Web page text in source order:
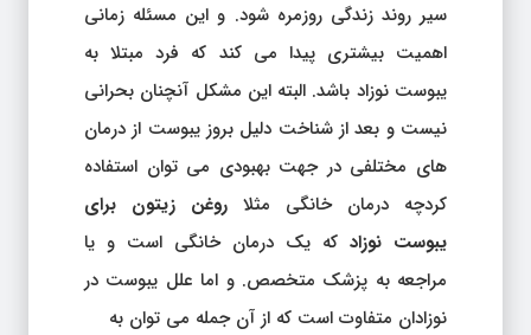
سیر روند زندگی روزمره شود. و این مسئله زمانی
اهمیت بیشتری پیدا می کند که فرد مبتلا به
یبوست نوزاد باشد. البته این مشکل آنچنان بحرانی
نیست و بعد از شناخت دلیل بروز یبوست از درمان
های مختلفی در جهت بهبودی می توان استفاده
کردچه درمان خانگی مثلا روغن زیتون برای
یبوست نوزاد که یک درمان خانگی است و یا
مراجعه به پزشک متخصص. و اما علل یبوست در
نوزادان متفاوت است که از آن جمله می توان به